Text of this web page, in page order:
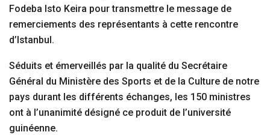
Fodeba Isto Keira pour transmettre le message de
remerciements des représentants à cette rencontre
d’Istanbul.
Séduits et émerveillés par la qualité du Secrétaire
Général du Ministère des Sports et de la Culture de notre
pays durant les différents échanges, les 150 ministres
ont à l’unanimité désigné ce produit de l’université
guinéenne.